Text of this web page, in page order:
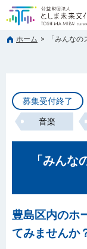
ホーム > 「みんな
募集受付終了
音楽
「みん
豊島区内のホ
てみませんか